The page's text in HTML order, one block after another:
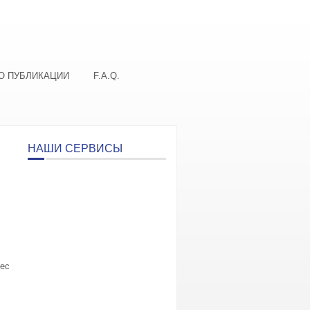
ПУБЛИКАЦИИ F.A.Q.
НАШИ СЕРВИСЫ